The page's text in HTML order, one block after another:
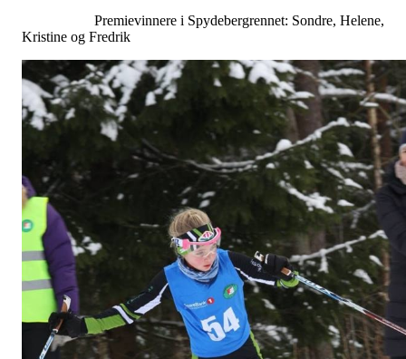
Premievinnere i Spydebergrennet: Sondre, Helene,
Kristine og Fredrik